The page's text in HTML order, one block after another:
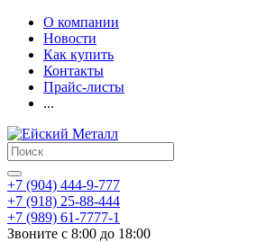
О компании
Новости
Как купить
Контакты
Прайс-листы
...
+7 (904) 444-9-777
+7 (918) 25-88-444
+7 (989) 61-7777-1
Звоните с 8:00 до 18:00